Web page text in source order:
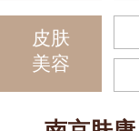
皮肤
美容